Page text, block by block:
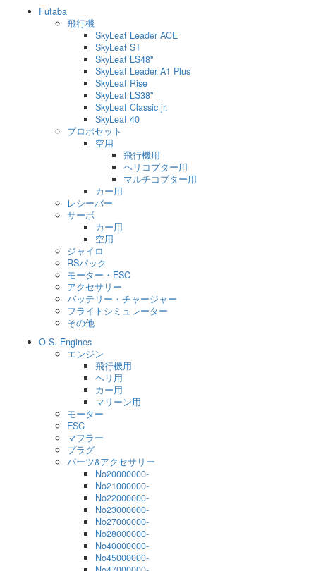
Futaba
飛行機
SkyLeaf Leader ACE
SkyLeaf ST
SkyLeaf LS48"
SkyLeaf Leader A1 Plus
SkyLeaf Rise
SkyLeaf LS38"
SkyLeaf Classic jr.
SkyLeaf 40
プロポセット
空用
飛行機用
ヘリコプター用
マルチコプター用
カー用
レシーバー
サーボ
カー用
空用
ジャイロ
RSパック
モーター・ESC
アクセサリー
バッテリー・チャージャー
フライトシミュレーター
その他
O.S. Engines
エンジン
飛行機用
ヘリ用
カー用
マリーン用
モーター
ESC
マフラー
プラグ
パーツ&アクセサリー
No20000000-
No21000000-
No22000000-
No23000000-
No27000000-
No28000000-
No40000000-
No45000000-